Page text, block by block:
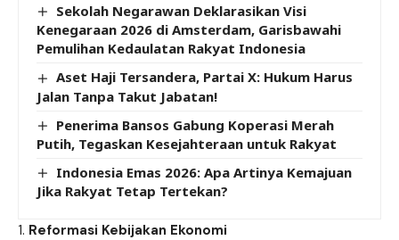
Sekolah Negarawan Deklarasikan Visi
Kenegaraan 2026 di Amsterdam, Garisbawahi
Pemulihan Kedaulatan Rakyat Indonesia
Aset Haji Tersandera, Partai X: Hukum Harus
Jalan Tanpa Takut Jabatan!
Penerima Bansos Gabung Koperasi Merah
Putih, Tegaskan Kesejahteraan untuk Rakyat
Indonesia Emas 2026: Apa Artinya Kemajuan
Jika Rakyat Tetap Tertekan?
Reformasi Kebijakan Ekonomi